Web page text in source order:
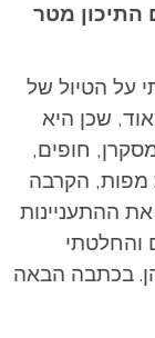
מטר
2018 כבר עבדתי על הטיול של
מאוד, שכן היא
חופים,
מפות, הקרבה
ההתעניינות
והחלטתי
בכתבה הבאה